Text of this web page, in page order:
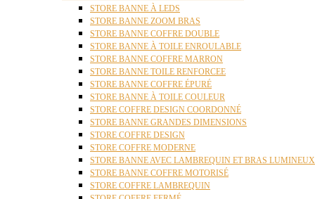
STORE BANNE À LEDS
STORE BANNE ZOOM BRAS
STORE BANNE COFFRE DOUBLE
STORE BANNE À TOILE ENROULABLE
STORE BANNE COFFRE MARRON
STORE BANNE TOILE RENFORCEE
STORE BANNE COFFRE ÉPURÉ
STORE BANNE À TOILE COULEUR
STORE COFFRE DESIGN COORDONNÉ
STORE BANNE GRANDES DIMENSIONS
STORE COFFRE DESIGN
STORE COFFRE MODERNE
STORE BANNE AVEC LAMBREQUIN ET BRAS LUMINEUX
STORE BANNE COFFRE MOTORISÉ
STORE COFFRE LAMBREQUIN